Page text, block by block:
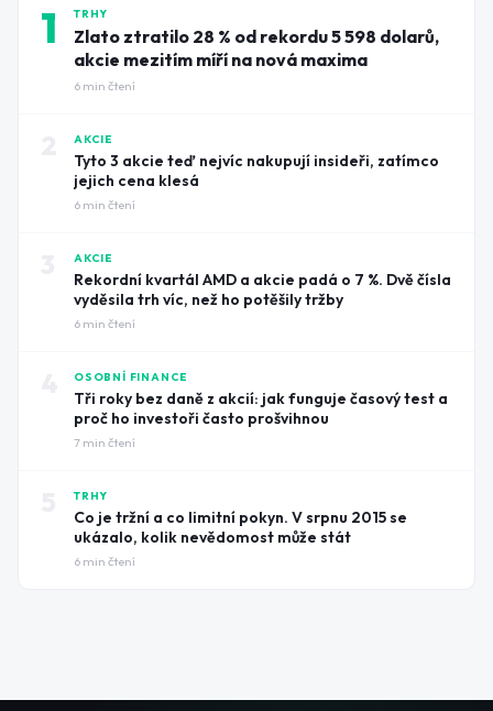
1 TRHY
Zlato ztratilo 28 % od rekordu 5 598 dolarů,
akcie mezitím míří na nová maxima
6 min čtení
AKCIE
Tyto 3 akcie teď nejvíc nakupují insideři, zatímco
jejich cena klesá
6 min čtení
AKCIE
Rekordní kvartál AMD a akcie padá o 7 %. Dvě čísla
vyděsila trh víc, než ho potěšily tržby
6 min čtení
OSOBNÍ FINANCE
Tři roky bez daně z akcií: jak funguje časový test a
proč ho investoři často prošvihnou
7 min čtení
TRHY
Co je tržní a co limitní pokyn. V srpnu 2015 se
ukázalo, kolik nevědomost může stát
6 min čtení